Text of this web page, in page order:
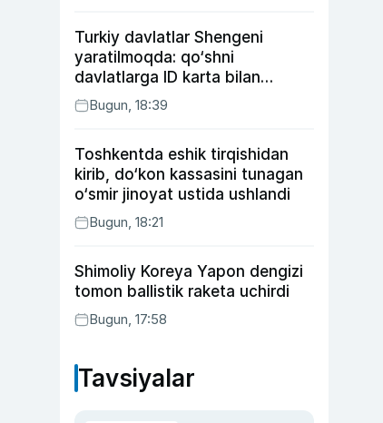
Turkiy davlatlar Shengeni
yaratilmoqda: qo‘shni
davlatlarga ID karta bilan
boriladi
Bugun, 18:39
Toshkentda eshik tirqishidan
kirib, do‘kon kassasini tunagan
o‘smir jinoyat ustida ushlandi
Bugun, 18:21
Shimoliy Koreya Yapon dengizi
tomon ballistik raketa uchirdi
Bugun, 17:58
Tavsiyalar